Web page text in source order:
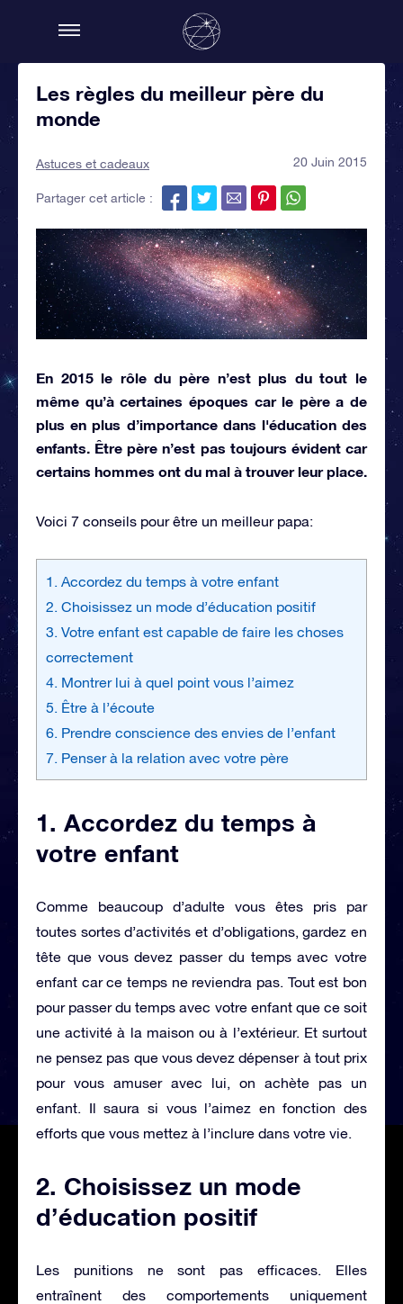
Les règles du meilleur père du
monde
Astuces et cadeaux 20 Juin 2015
Partager cet article :
En 2015 le rôle du père n’est plus du tout le
même qu’à certaines époques car le père a de
plus en plus d’importance dans l'éducation des
enfants. Être père n’est pas toujours évident car
certains hommes ont du mal à trouver leur place.
Voici 7 conseils pour être un meilleur papa:
1. Accordez du temps à votre enfant
2. Choisissez un mode d’éducation positif
3. Votre enfant est capable de faire les choses
correctement
4. Montrer lui à quel point vous l’aimez
5. Être à l’écoute
6. Prendre conscience des envies de l’enfant
7. Penser à la relation avec votre père
1. Accordez du temps à
votre enfant
Comme beaucoup d’adulte vous êtes pris par
toutes sortes d’activités et d’obligations, gardez en
tête que vous devez passer du temps avec votre
enfant car ce temps ne reviendra pas. Tout est bon
pour passer du temps avec votre enfant que ce soit
une activité à la maison ou à l’extérieur. Et surtout
ne pensez pas que vous devez dépenser à tout prix
pour vous amuser avec lui, on achète pas un
enfant. Il saura si vous l’aimez en fonction des
efforts que vous mettez à l’inclure dans votre vie.
2. Choisissez un mode
d’éducation positif
Les punitions ne sont pas efficaces. Elles
entraînent des comportements uniquement